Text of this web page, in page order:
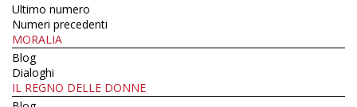
Ultimo numero
Numeri precedenti
MORALIA
Blog
Dialoghi
IL REGNO DELLE DONNE